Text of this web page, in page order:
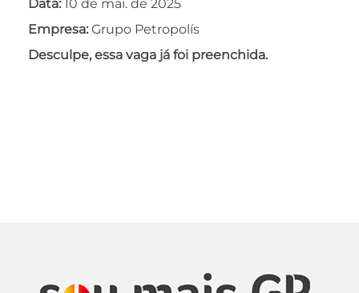
Data: 10 de mai. de 2025
Empresa: Grupo Petropolís
Desculpe, essa vaga já foi preenchida.